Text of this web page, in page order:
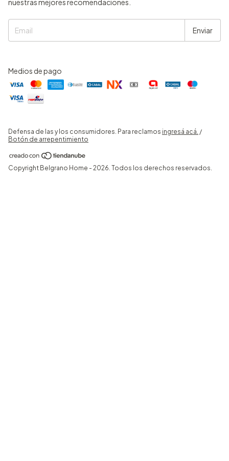
nuestras mejores recomendaciones.
Medios de pago
Defensa de las y los consumidores. Para reclamos ingresá acá. /
Botón de arrepentimiento
Copyright Belgrano Home - 2026. Todos los derechos reservados.